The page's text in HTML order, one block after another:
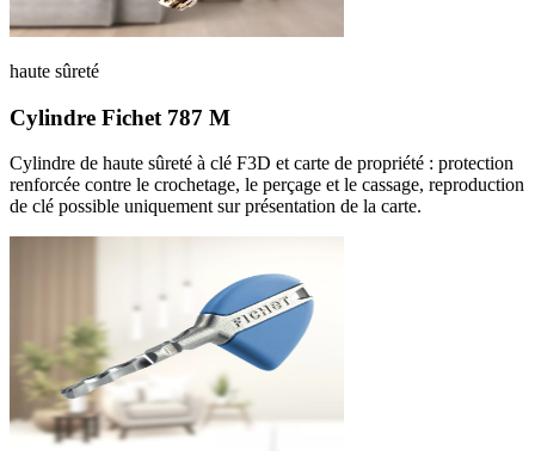
haute sûreté
Cylindre Fichet 787 M
Cylindre de haute sûreté à clé F3D et carte de propriété : protection
renforcée contre le crochetage, le perçage et le cassage, reproduction
de clé possible uniquement sur présentation de la carte.